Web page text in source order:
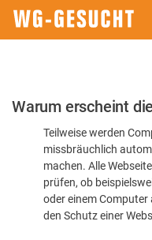
Bitte
dass
Warum erscheint
Teilweise werden
missbräuchlich
machen. Alle
prüfen, ob
oder einem
den Schutz einer